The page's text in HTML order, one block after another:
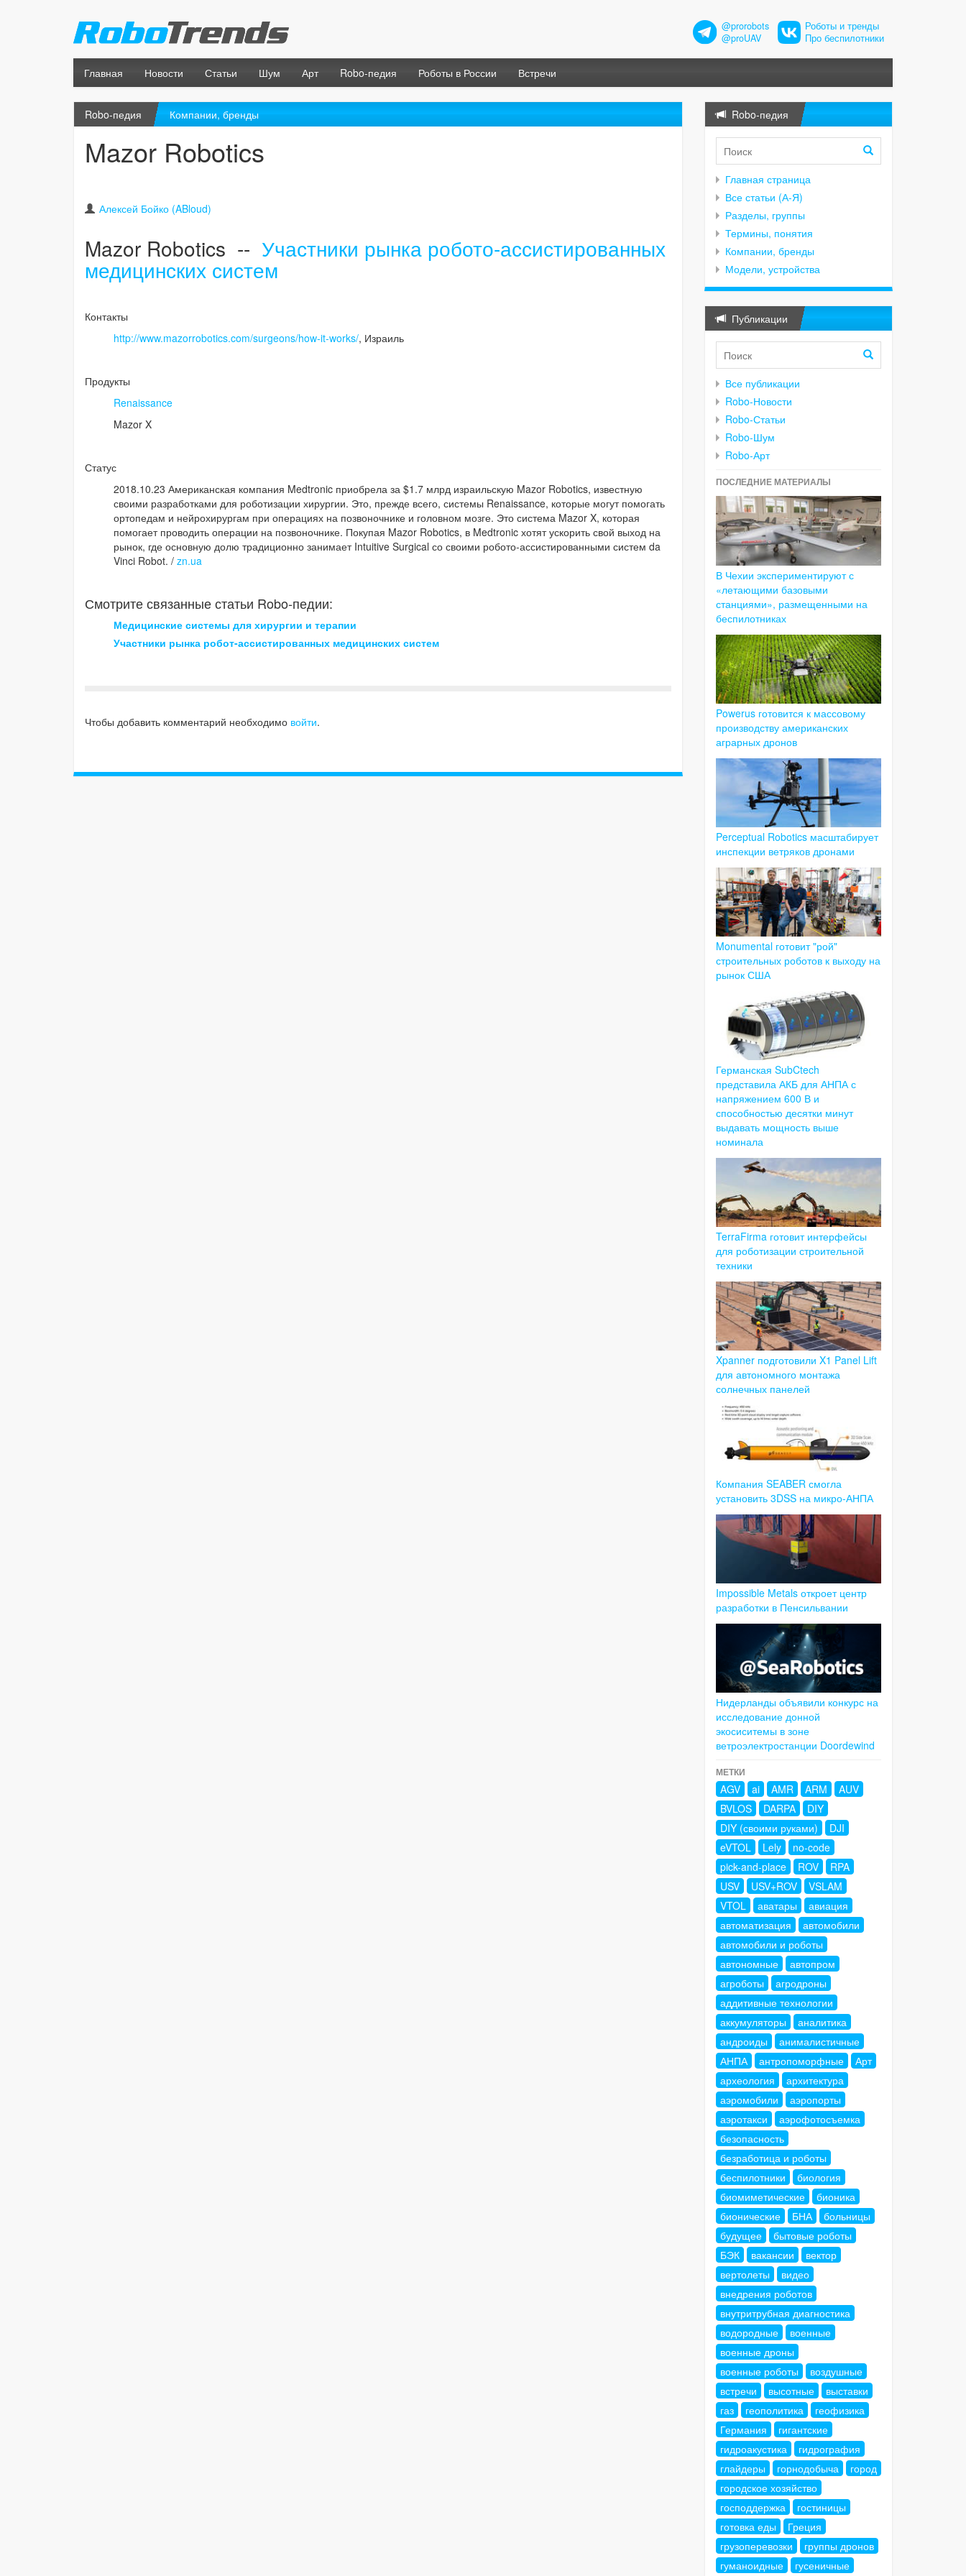
@prorobots
@proUAV
Роботы и тренды
Про беспилотники
Главная Новости Статьи Шум Арт Robo-педия Роботы в России Встречи
Robo-педия Компании, бренды
Mazor Robotics
Алексей Бойко (ABloud)
Mazor Robotics -- Участники рынка робото-ассистированных
медицинских систем
Контакты
http://www.mazorrobotics.com/surgeons/how-it-works/, Израиль
Продукты
Renaissance
Mazor X
Статус
2018.10.23 Американская компания Medtronic приобрела за $1.7 млрд израильскую Mazor Robotics, известную
своими разработками для роботизации хирургии. Это, прежде всего, системы Renaissance, которые могут помогать
ортопедам и нейрохирургам при операциях на позвоночнике и головном мозге. Это система Mazor X, которая
помогает проводить операции на позвоночнике. Покупая Mazor Robotics, в Medtronic хотят ускорить свой выход на
рынок, где основную долю традиционно занимает Intuitive Surgical со своими робото-ассистированными систем da
Vinci Robot. / zn.ua
Смотрите связанные статьи Robo-педии:
Медицинские системы для хирургии и терапии
Участники рынка робот-ассистированных медицинских систем
Чтобы добавить комментарий необходимо войти.
Robo-педия
Главная страница
Все статьи (А-Я)
Разделы, группы
Термины, понятия
Компании, бренды
Модели, устройства
Публикации
Все публикации
Robo-Новости
Robo-Статьи
Robo-Шум
Robo-Арт
ПОСЛЕДНИЕ МАТЕРИАЛЫ
В Чехии экспериментируют с
«летающими базовыми
станциями», размещенными на
беспилотниках
Powerus готовится к массовому
производству американских
аграрных дронов
Perceptual Robotics масштабирует
инспекции ветряков дронами
Monumental готовит "рой"
строительных роботов к выходу на
рынок США
Германская SubCtech
представила АКБ для АНПА с
напряжением 600 В и
способностью десятки минут
выдавать мощность выше
номинала
TerraFirma готовит интерфейсы
для роботизации строительной
техники
Xpanner подготовили X1 Panel Lift
для автономного монтажа
солнечных панелей
Компания SEABER смогла
установить 3DSS на микро-АНПА
Impossible Metals откроет центр
разработки в Пенсильвании
Нидерланды объявили конкурс на
исследование донной
экосиситемы в зоне
ветроэлектростанции Doordewind
МЕТКИ
AGV ai AMR ARM
AUV
BVLOS
DARPA
DIY
DIY (своими руками)
DJI
eVTOL
Lely
no-code
pick-and-place
ROV
RPA
USV
USV+ROV
VSLAM
VTOL
аватары
авиация
автоматизация
автомобили
автомобили и роботы
автономные
автопром
агроботы
агродроны
аддитивные технологии
аккумуляторы
аналитика
андроиды
анималистичные
АНПА
антропоморфные
Арт
археология
архитектура
аэромобили
аэропорты
аэротакси
аэрофотосъемка
безопасность
безработица и роботы
беспилотники
биология
биомиметические
бионика
бионические
БНА
больницы
будущее
бытовые роботы
БЭК
вакансии
вектор
вертолеты
видео
внедрения роботов
внутритрубная диагностика
водородные
военные
военные дроны
военные роботы
воздушные
встречи
высотные
выставки
газ
геополитика
геофизика
Германия
гигантские
гидроакустика
гидрография
глайдеры
горнодобыча
город
городское хозяйство
господдержка
гостиницы
готовка еды
Греция
грузоперевозки
группы дронов
гуманоидные
гусеничные